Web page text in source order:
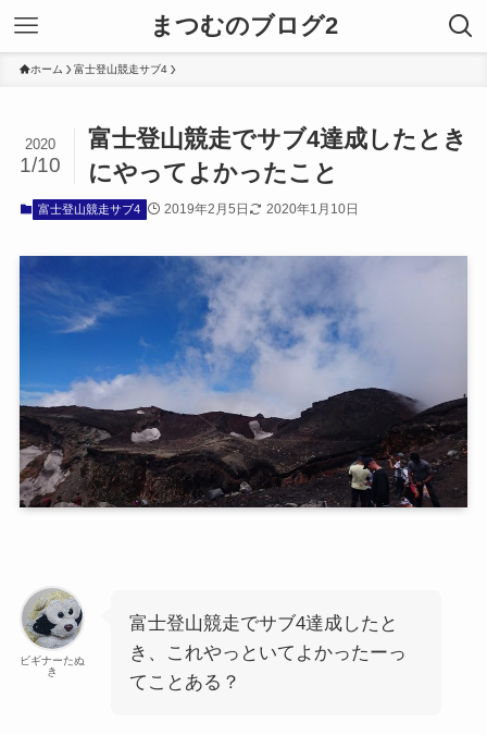
まつむのブログ2
ホーム 富士登山競走サブ4
富士登山競走でサブ4達成したとき
にやってよかったこと
2020
1/10
富士登山競走サブ4 2019年2月5日 2020年1月10日
ビギナーたぬ
き
富士登山競走でサブ4達成したと
き、これやっといてよかったーっ
てことある？